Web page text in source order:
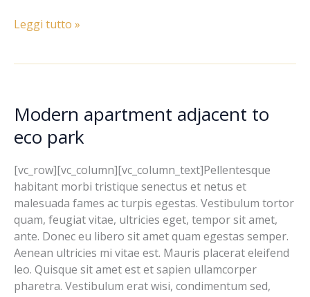
Leggi tutto »
Modern apartment adjacent to
eco park
[vc_row][vc_column][vc_column_text]Pellentesque
habitant morbi tristique senectus et netus et
malesuada fames ac turpis egestas. Vestibulum tortor
quam, feugiat vitae, ultricies eget, tempor sit amet,
ante. Donec eu libero sit amet quam egestas semper.
Aenean ultricies mi vitae est. Mauris placerat eleifend
leo. Quisque sit amet est et sapien ullamcorper
pharetra. Vestibulum erat wisi, condimentum sed,
Modern
adjacent
eco
park